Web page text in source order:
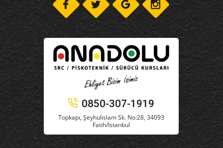
0850-307-1919
Topkapı, Şeyhülislam Sk. No:28, 34093
Fatih/İstanbul